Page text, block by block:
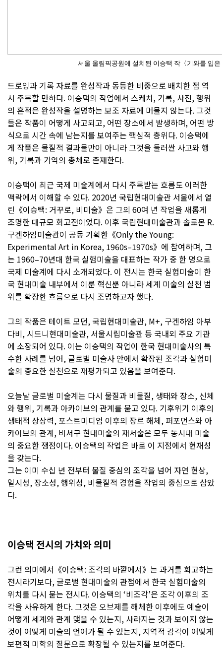
서울 올림픽공원에 설치된 이승택 작〈기와를 입
드로잉과 기록 자료를 완성작과 동등한 비중으로 배치한 점 역
시 주목할 만하다. 이승택의 작업에서 스케치, 기록, 사진, 행위
의 흔적은 완성작을 설명하는 보조 자료에 머물지 않는다. 그것
들은 작품이 어떻게 사고되고, 어떤 장소에서 발생하며, 어떤 방
식으로 시간 속에 남는지를 보여주는 핵심적 층위다. 이승택에
게 작품은 물질적 결과물만이 아니라 그것을 둘러싼 사고와 행
위, 기록과 기억의 총체로 존재한다.
이승택이 최근 국제 미술계에서 다시 주목받는 흐름도 이러한
맥락에서 이해할 수 있다. 2020년 국립현대미술관 서울에서 열
린《이승택: 거꾸로, 비미술》은 그의 60여 년 작업을 새롭게
조명한 대규모 회고전이었다. 이후 국립현대미술관과 솔로몬 R.
구겐하임미술관이 공동 기획한《Only the Young:
Experimental Art in Korea, 1960s–1970s》에 참여하며, 그
는 1960–70년대 한국 실험미술을 대표하는 작가 중 한 명으로
국제 미술계에 다시 소개되었다. 이 전시는 한국 실험미술이 한
국 현대미술 내부에서 이룬 혁신뿐 아니라 세계 미술의 실천 범
위를 확장한 흐름으로 다시 조명하고자 했다.
그의 작품은 테이트 모던, 국립현대미술관, M+, 구겐하임 아부
다비, 시드니현대미술관, 서울시립미술관 등 국내외 주요 기관
에 소장되어 있다. 이는 이승택의 작업이 한국 현대미술사의 특
수한 사례를 넘어, 글로벌 미술사 안에서 확장된 조각과 실험미
술의 중요한 실천으로 재평가되고 있음을 보여준다.
오늘날 글로벌 미술계는 다시 물질과 비물질, 생태와 장소, 신체
와 행위, 기록과 아카이브의 관계를 묻고 있다. 기후위기 이후의
생태적 상상력, 포스트미디엄 이후의 장르 해체, 퍼포먼스와 아
카이브의 관계, 비서구 현대미술의 재서술은 모두 동시대 미술
의 중요한 쟁점이다. 이승택의 작업은 바로 이 지점에서 현재성
을 갖는다.
그는 이미 수십 년 전부터 물질 중심의 조각을 넘어 자연 현상,
일시성, 장소성, 행위성, 비물질적 경험을 작업의 중심으로 삼았
다.
이승택 전시의 가치와 의미
그런 의미에서《이승택: 조각의 바깥에서》는 과거를 회고하는
전시라기보다, 글로벌 현대미술의 관점에서 한국 실험미술의
위치를 다시 묻는 전시다. 이승택의 ‘비조각’은 조각 이후의 조
각을 사유하게 한다. 그것은 오브제를 해체한 이후에도 예술이
어떻게 세계와 관계 맺을 수 있는지, 사라지는 것과 보이지 않는
것이 어떻게 미술의 언어가 될 수 있는지, 지역적 감각이 어떻게
보편적 미학의 질문으로 확장될 수 있는지를 보여준다.